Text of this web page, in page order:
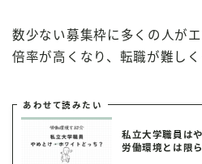
数少ない募集枠に多くの人が
倍率が高くなり、転職が難しく
あわせて読みたい
私立大学職員は
労働環境とは限